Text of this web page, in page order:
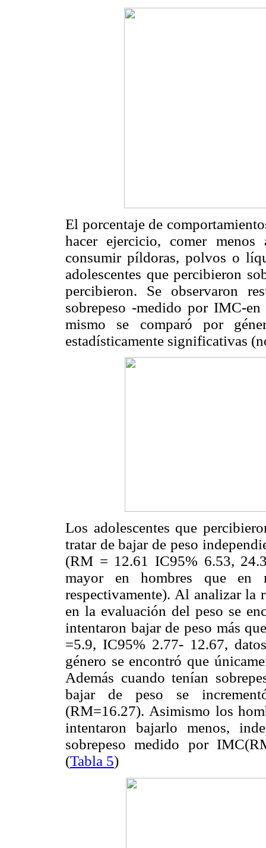
El porcentaje de
hacer ejercicio, comer
consumir píldoras, polvos o
adolescentes que percibieron
percibieron. Se observaron
sobrepeso -medido por IMC-
mismo se comparó por
estadísticamente significativas
Los adolescentes que
tratar de bajar de peso
(RM = 12.61 IC95% 6.53,
mayor en hombres que en
respectivamente). Al analizar la
en la evaluación del peso se
intentaron bajar de peso más
=5.9, IC95% 2.77- 12.67,
género se encontró que
Además cuando tenían
bajar de peso se
(RM=16.27). Asimismo los
intentaron bajarlo menos,
sobrepeso medido por
(Tabla 5)